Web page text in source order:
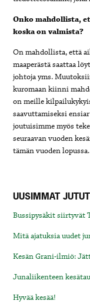
Onko mahdollista,
koska on valmista?
On mahdollista, että
maaperästä saattaa
johtoja yms.
kuromaan kiinni
on meille
saavuttamiseksi
joutuisimme myös
seuraavan vuoden
tämän vuoden lopussa.
UUSIMMAT JUTUT
Bussipysäkit siirtyvät
Mitä ajatuksia uudet
Kesän Grani-ilmiö:
Junaliikenteen
Hyvää kesää!